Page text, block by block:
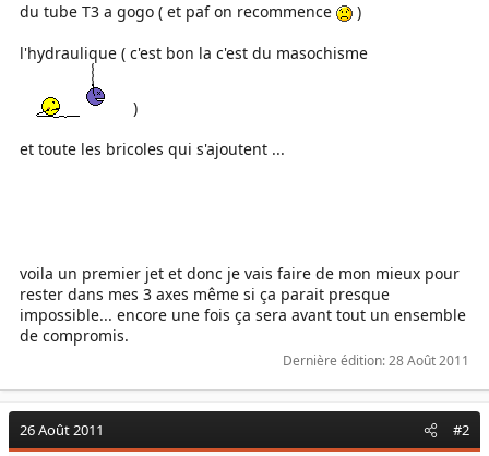
du tube T3 a gogo ( et paf on recommence
)
l'hydraulique ( c'est bon la c'est du masochisme
)
et toute les bricoles qui s'ajoutent ...
voila un premier jet et donc je vais faire de mon mieux pour
rester dans mes 3 axes même si ça parait presque
impossible... encore une fois ça sera avant tout un ensemble
de compromis.
Dernière édition:28 Août 2011
26 Août 2011 #2